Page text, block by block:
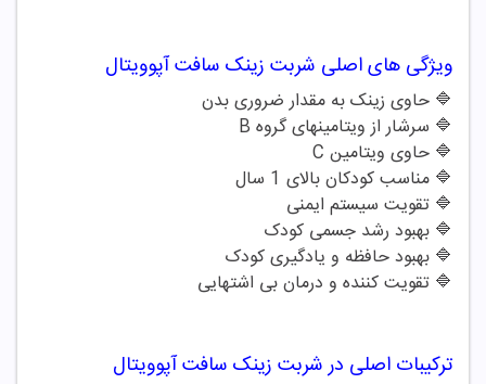
ویژگی های اصلی شربت زینک سافت آپوویتال
🔷 حاوی زینک به مقدار ضروری بدن
🔷 سرشار از ویتامینهای گروه B
🔷 حاوی ویتامین C
🔷 مناسب کودکان بالای 1 سال
🔷 تقویت سیستم ایمنی
🔷 بهبود رشد جسمی کودک
🔷 بهبود حافظه و یادگیری کودک
🔷 تقویت کننده و درمان بی اشتهایی
ترکیبات اصلی در شربت زینک سافت آپوویتال